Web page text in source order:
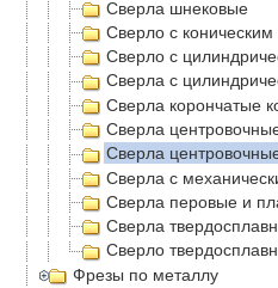
Сверла шнековые
Сверло с коническим
Сверло с
Сверла с
Сверла корончатые
Сверла
Сверла
Сверла с
Сверла перовые и
Сверла
Сверло
Фрезы по металлу